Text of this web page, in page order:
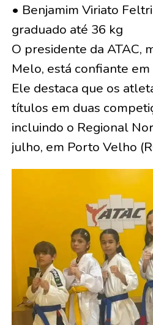
• Benjamim Viriato
graduado até 36 kg
O presidente da ATAC,
Melo, está confiante
Ele destaca que os
títulos em duas
incluindo o Regional
julho, em Porto Velho